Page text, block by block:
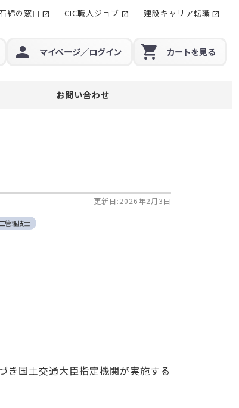
マイページ／ログイン カートを見る
お問い合わせ
綿の窓口 CIC職人ジョブ 建設キャリア転職
更新日:2026年2月3日
管理技士
き国土交通大臣指定機関が実施する